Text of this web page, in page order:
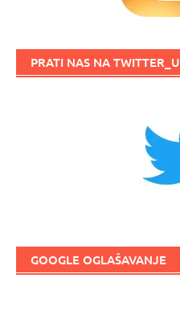
PRATI NAS NA TWITTER_U
GOOGLE OGLAŠAVANJE